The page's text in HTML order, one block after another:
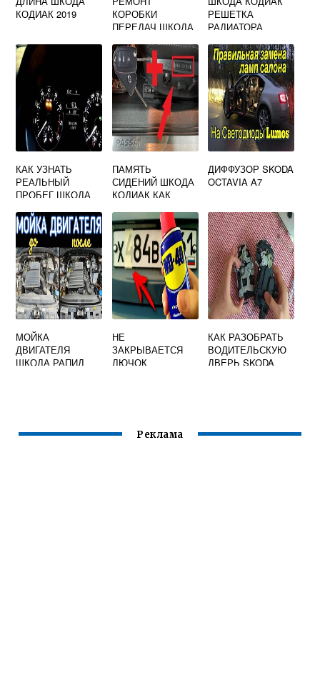
КОДИАК 2019
КОРОБКИ
ПЕРЕДАЧ ШКОДА
РЕШЕТКА
РАДИАТОРА
КАК УЗНАТЬ
РЕАЛЬНЫЙ
ПРОБЕГ ШКОДА
ПАМЯТЬ
СИДЕНИЙ ШКОДА
КОДИАК КАК
ДИФФУЗОР SKODA
OCTAVIA A7
МОЙКА
ДВИГАТЕЛЯ
ШКОДА РАПИД
НЕ
ЗАКРЫВАЕТСЯ
ЛЮЧОК
КАК РАЗОБРАТЬ
ВОДИТЕЛЬСКУЮ
ДВЕРЬ SKODA
Реклама